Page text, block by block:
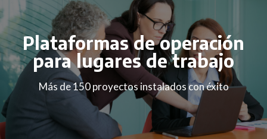
Plataformas de operación
para lugares de trabajo
Más de 150 proyectos instalados con éxito